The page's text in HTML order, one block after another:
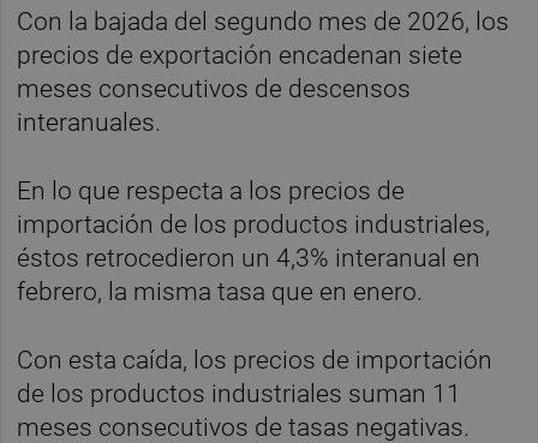
Con la bajada del segundo mes de 2026, los
precios de exportación encadenan siete
meses consecutivos de descensos
interanuales.
En lo que respecta a los precios de
importación de los productos industriales,
éstos retrocedieron un 4,3% interanual en
febrero, la misma tasa que en enero.
Con esta caída, los precios de importación
de los productos industriales suman 11
meses consecutivos de tasas negativas.